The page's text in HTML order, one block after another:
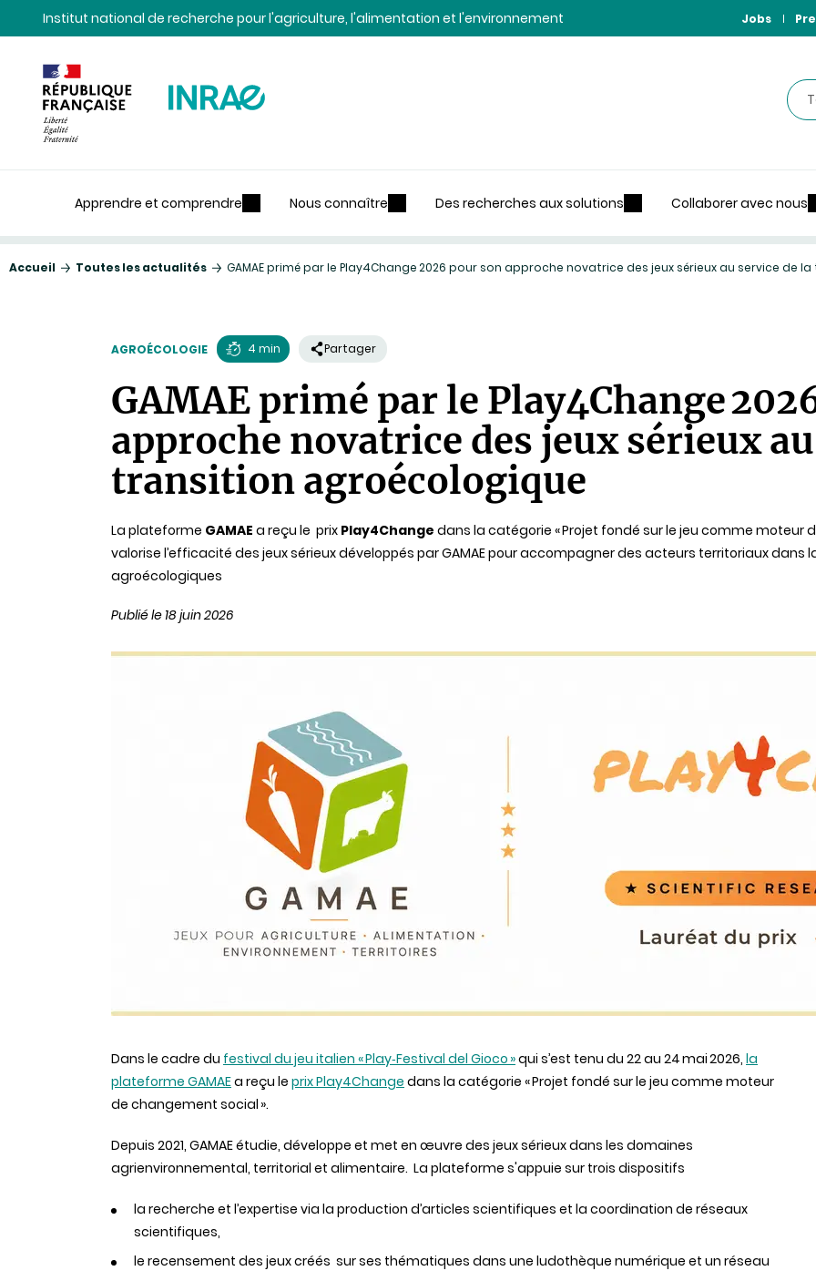
Contenu
Recherche
NavigationInstitut national de recherche pour l'agriculture, l'alimentation et l'environnement Jobs
Apprendre et comprendre Nous connaître Des recherches aux solutions Collaborer avec nous
Accueil Toutes les actualités GAMAE primé par le Play4Change 2026 pour son approche novatrice des jeux sérieux au service de
AGROÉCOLOGIE
de
lecture
4 min Partager
GAMAE primé par le Play4Change
approche novatrice des jeux sérieux
transition agroécologique
La plateforme GAMAE a reçu le prix Play4Change dans la catégorie « Projet fondé sur le jeu comme moteur
valorise l’efficacité des jeux sérieux développés par GAMAE pour accompagner des acteurs territoriaux
agroécologiques
Publié le 18 juin 2026
Dans le cadre du festival du jeu italien « Play‑Festival del Gioco »qui s’est tenu du 22 au 24 mai 2026, la
plateforme GAMAEa reçu le prix Play4Change dans la catégorie « Projet fondé sur le jeu comme moteur
de changement social ».
Depuis 2021, GAMAE étudie, développe et met en œuvre des jeux sérieux dans les domaines
agrienvironnemental, territorial et alimentaire. La plateforme s'appuie sur trois dispositifs
la recherche et l’expertise via la production d’articles scientifiques et la coordination de réseaux
scientifiques,
le recensement des jeux créés sur ses thématiques dans une ludothèque numérique et un réseau